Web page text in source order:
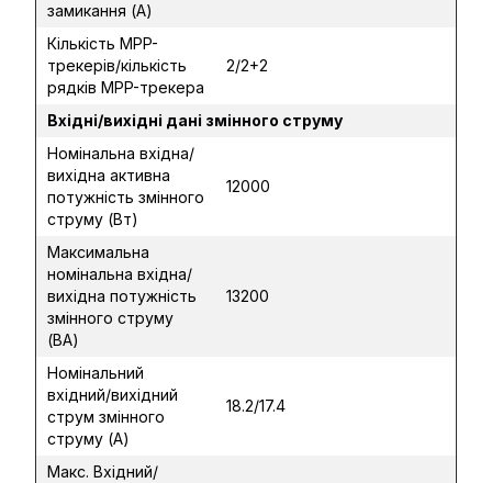
замикання (А)
Кількість MPP-
трекерів/кількість
рядків MPP-трекера
2/2+2
Вхідні/вихідні дані змінного струму
Номінальна вхідна/
вихідна активна
потужність змінного
струму (Вт)
12000
Максимальна
номінальна вхідна/
вихідна потужність
змінного струму
(ВА)
13200
Номінальний
вхідний/вихідний
струм змінного
струму (А)
18.2/17.4
Макс. Вхідний/